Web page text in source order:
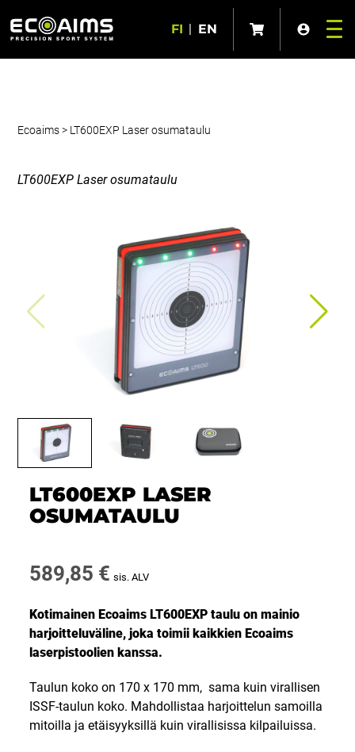
FI | EN
Ecoaims> LT600EXP Laser osumataulu
LT600EXP Laser osumataulu
LT600EXP LASER
OSUMATAULU
589,85 € sis. ALV
Kotimainen Ecoaims LT600EXP taulu on mainio
harjoitteluväline, joka toimii kaikkien Ecoaims
laserpistoolien kanssa.
Taulun koko on 170 x 170 mm, sama kuin virallisen
ISSF-taulun koko. Mahdollistaa harjoittelun samoilla
mitoilla ja etäisyyksillä kuin virallisissa kilpailuissa.